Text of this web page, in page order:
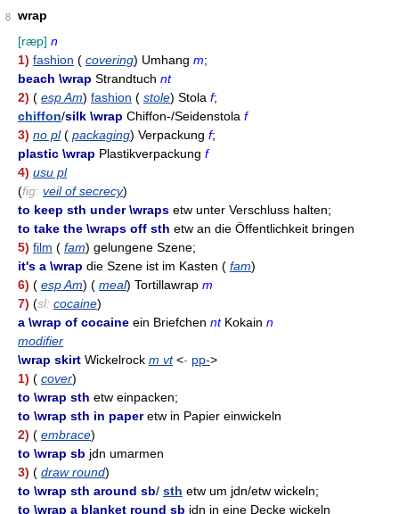
8
wrap
[ræp] n
1) fashion ( covering) Umhang m;
beach \wrap Strandtuch nt
2) ( esp Am) fashion ( stole) Stola f;
chiffon/silk \wrap Chiffon-/Seidenstola f
3) no pl( packaging) Verpackung f;
plastic \wrap Plastikverpackung f
4) usu pl
(fig: veil of secrecy)
to keep sth under \wraps etw unter Verschluss halten;
to take the \wraps off sth etw an die Öffentlichkeit bringen
5) film ( fam) gelungene Szene;
it's a \wrap die Szene ist im Kasten ( fam)
6) ( esp Am) ( meal) Tortillawrap m
7) (sl: cocaine)
a \wrap of cocaine ein Briefchen ntKokain n
modifier
\wrap skirt Wickelrock m vt<- pp->
1) ( cover)
to \wrap sth etw einpacken;
to \wrap sth in paperetw in Papier einwickeln
2) ( embrace)
to \wrap sb jdn umarmen
3) ( draw round)
to \wrap sth around sb/ sth etw um jdn/etw wickeln;
to \wrap a blanket round sb jdn in eine Decke wickeln